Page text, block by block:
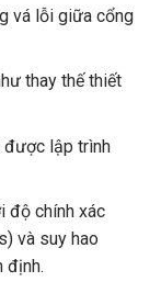
vá lỗi giữa cổng
thay thế thiết
được lập trình
độ chính xác
và suy hao
định.